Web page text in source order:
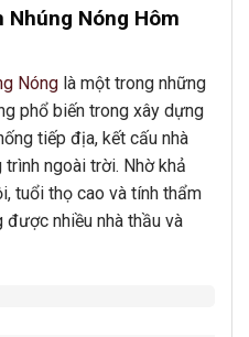
Nhúng Nóng Hôm
Nóng là một trong những
phổ biến trong xây dựng
tiếp địa, kết cấu nhà
ngoài trời. Nhờ khả
tuổi thọ cao và tính thẩm
nhiều nhà thầu và